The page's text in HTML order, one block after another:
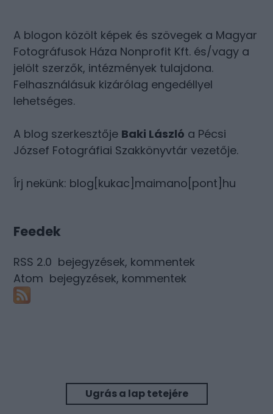
A blogon közölt képek és szövegek a Magyar
Fotográfusok Háza Nonprofit Kft. és/vagy a
jelölt szerzők, intézmények tulajdona.
Felhasználásuk kizárólag engedéllyel
lehetséges.
A blog szerkesztője Baki László a Pécsi
József Fotográfiai Szakkönyvtár vezetője.
Írj nekünk: blog[kukac]maimano[pont]hu
Feedek
RSS 2.0 bejegyzések, kommentek
Atom bejegyzések, kommentek
Ugrás a lap tetejére